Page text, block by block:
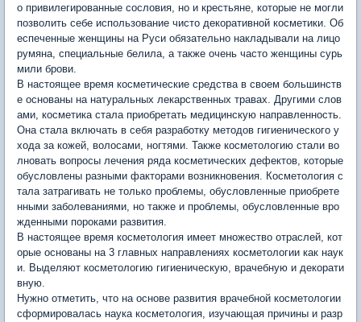
о привилегированные сословия, но и крестьяне, которые не могли
позволить себе использование чисто декоративной косметики. Об
еспеченные женщины на Руси обязательно накладывали на лицо
румяна, специальные белила, а также очень часто женщины сурь
мили брови.
В настоящее время косметические средства в своем большинств
е основаны на натуральных лекарственных травах. Другими слов
ами, косметика стала приобретать медицинскую направленность.
Она стала включать в себя разработку методов гигиенического у
хода за кожей, волосами, ногтями. Также косметологию стали во
лновать вопросы лечения ряда косметических дефектов, которые
обусловлены разными факторами возникновения. Косметология с
тала затрагивать не только проблемы, обусловленные приобрете
нными заболеваниями, но также и проблемы, обусловленные вро
жденными пороками развития.
В настоящее время косметология имеет множество отраслей, кот
орые основаны на 3 главных направлениях косметологии как наук
и. Выделяют косметологию гигиеническую, врачебную и декорати
вную.
Нужно отметить, что на основе развития врачебной косметологии
сформировалась наука косметология, изучающая причины и разр